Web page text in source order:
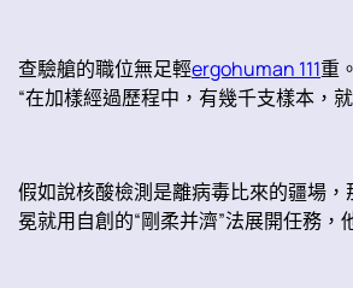
查驗艙的職位無足輕ergohuman 111重
“在加樣經過歷程中，有幾千支樣本，
假如說核酸檢測是離病毒比來的疆場
冕就用自創的“剛柔并濟”法展開任務